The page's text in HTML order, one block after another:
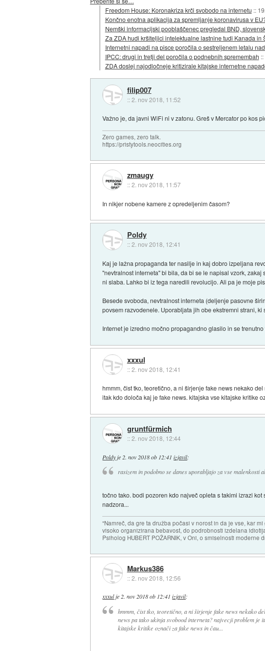
Freedom House: Koronakriza krči svobodo na internetu ::
Končno enotna aplikacija za spremljanje koronavirusa v
Nemški informacijski pooblaščenec pregledal BND,
Za ZDA hudi kršiteljici intelektualne lastnine tudi Kanada in
Internetni napadi na pisce poročila o sestreljenem letalu
IPCC: drugi in tretji del poročila o podnebnih spremembah ::
ZDA doslej najodločneje kritizirale kitajske internetne
filip007
::2. nov 2018, 11:52
Važno je, da javni WiFi ni v zatonu. Greš v Mercator po kos
Zero games, zero talk.
https://pristytools.neocities.org
zmaugy
::2. nov 2018, 11:57
In nikjer nobene kamere z opredeljenim časom?
Poldy
::2. nov 2018, 12:41
Kaj je lažna propaganda ter nasilje in kaj dobro izpeljana
"nevtralnost interneta" bi bila, da bi se le napisal vzork,
ni slaba. Lahko bi iz tega naredili revolucijo. Ali pa je moje
Besede svoboda, nevtralnost interneta (deljenje pasovne
povsem razvodenele. Uporabljata jih obe ekstremni strani,
Internet je izredno močno propagandno glasilo in se
xxxul
::2. nov 2018, 12:41
hmmm, čist tko, teoretično, a ni širjenje fake news nekako
itak kdo določa kaj je fake news. kitajska vse kitajske kritike
gruntfürmich
::2. nov 2018, 12:44
Poldyje 2. nov 2018 ob 12:41 izjavil:
rasizem in podobno se danes uporabljajo za vse malenkosti
točno tako. bodi pozoren kdo največ opleta s takimi izrazi
nadzora...
"Namreč, da gre ta družba počasi v norost in da je vse, kar mi
visoko organizirana bebavost, do podrobnosti izdelana
Psiholog HUBERT POŽARNIK, v Oni, o smiselnosti moderne
Markus386
::2. nov 2018, 12:56
xxxulje2. nov 2018 ob 12:41 izjavil:
hmmm, čist tko, teoretično, a ni širjenje fake news nekako
news pa tako ukinja svobood interneta? najvecji problem je
kitajske kritike označi za fake news in čau...